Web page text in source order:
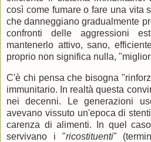
così come fumare o fare una vita
che danneggiano gradualmente
confronti delle aggressioni
mantenerlo attivo, sano,
proprio non significa nulla,
C'è chi pensa che bisogna
immunitario. In realtà questa
nei decenni. Le generazioni
avevano vissuto un'epoca di
carenza di alimenti. In quel
servivano i "ricostituenti"